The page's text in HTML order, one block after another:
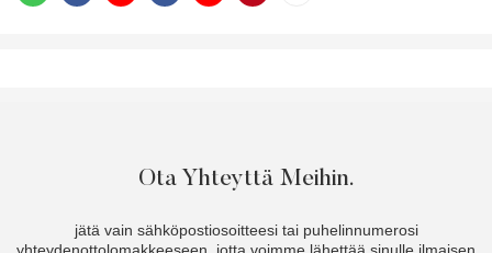
Ota Yhteyttä Meihin.
jätä vain sähköpostiosoitteesi tai puhelinnumerosi